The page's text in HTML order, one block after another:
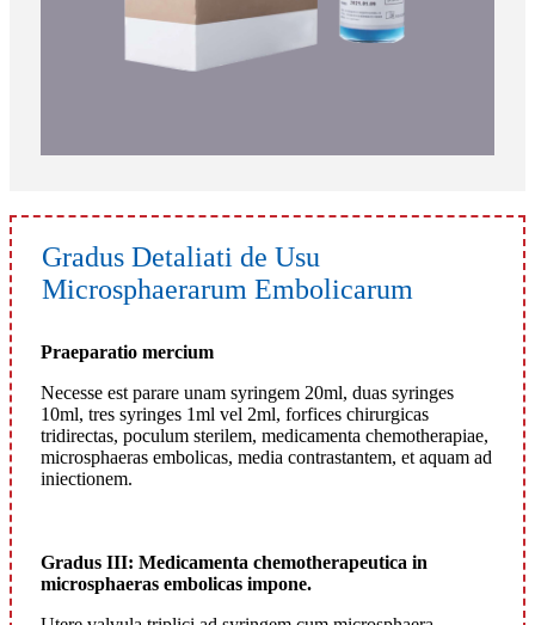
Gradus Detaliati de Usu
Microsphaerarum Embolicarum
Praeparatio mercium
Necesse est parare unam syringem 20ml, duas syringes
10ml, tres syringes 1ml vel 2ml, forfices chirurgicas
tridirectas, poculum sterilem, medicamenta chemotherapiae,
microsphaeras embolicas, media contrastantem, et aquam ad
iniectionem.
Gradus III: Medicamenta chemotherapeutica in
microsphaeras embolicas impone.